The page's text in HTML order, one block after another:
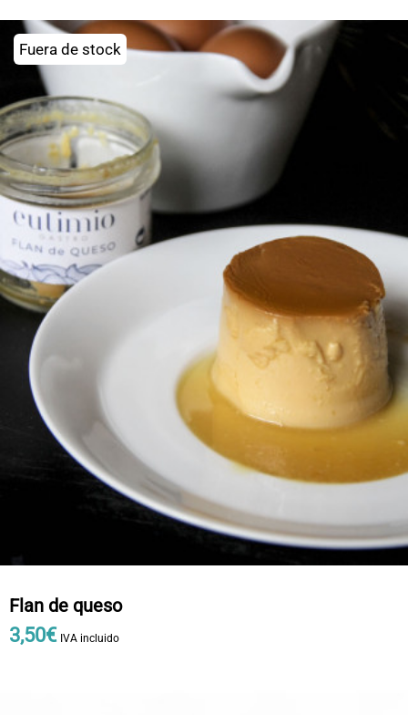
Fuera de stock
Flan de queso
3,50€ IVA incluido